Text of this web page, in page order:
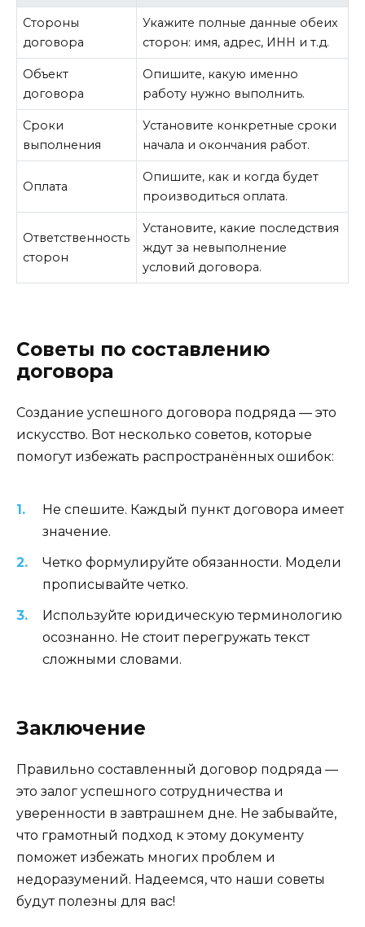
Стороны
договора
Укажите полные данные обеих
сторон: имя, адрес, ИНН и т.д.
Объект
договора
Опишите, какую именно
работу нужно выполнить.
Сроки
выполнения
Установите конкретные сроки
начала и окончания работ.
Оплата
Опишите, как и когда будет
производиться оплата.
Ответственность
сторон
Установите, какие последствия
ждут за невыполнение
условий договора.
Советы по составлению
договора
Создание успешного договора подряда — это
искусство. Вот несколько советов, которые
помогут избежать распространённых ошибок:
Не спешите. Каждый пункт договора имеет
значение.
Четко формулируйте обязанности. Модели
прописывайте четко.
Используйте юридическую терминологию
осознанно. Не стоит перегружать текст
сложными словами.
Заключение
Правильно составленный договор подряда —
это залог успешного сотрудничества и
уверенности в завтрашнем дне. Не забывайте,
что грамотный подход к этому документу
поможет избежать многих проблем и
недоразумений. Надеемся, что наши советы
будут полезны для вас!